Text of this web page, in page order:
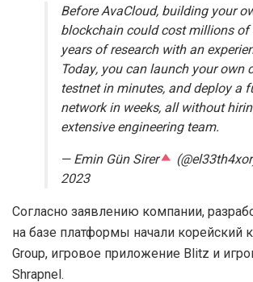
Before AvaCloud, building your
blockchain could cost millions of
years of research with an
Today, you can launch your own
testnet in minutes, and deploy a
network in weeks, all without
extensive engineering team.
— Emin Gün Sirer
2023
Согласно заявлению компании,
на базе платформы начали корейский
Group, игровое приложение Blitz и
Shrapnel.